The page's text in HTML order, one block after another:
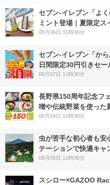
セブン‐イレブン「よ
ミント登場｜夏限定ス
08月06日 11時30分
セブン‐イレブン「か
日間限定30円引きセー
08月07日 11時30分
長野県150周年記念フ
噌や伝統野菜を使った
08月04日 11時30分
虫が苦手な初心者も安
テーションで快適キャ
08月05日 11時30分
スシロー×GAZOO